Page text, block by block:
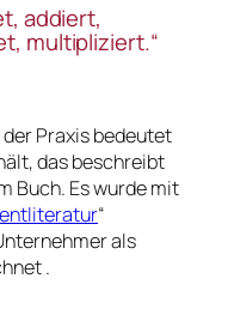
addiert,
multipliziert.“
der Praxis bedeutet
das beschreibt
Buch. Es wurde mit
“
als
.